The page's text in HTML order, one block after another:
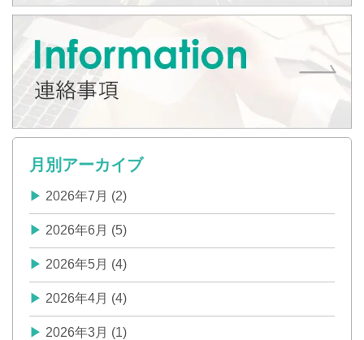
月別アーカイブ
2026年7月 (2)
2026年6月 (5)
2026年5月 (4)
2026年4月 (4)
2026年3月 (1)